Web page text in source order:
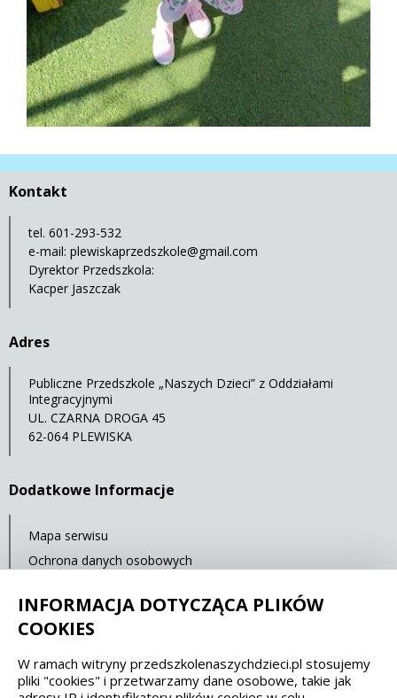
Kontakt
tel. 601-293-532
e-mail: plewiskaprzedszkole@gmail.com
Dyrektor Przedszkola:
Kacper Jaszczak
Adres
Publiczne Przedszkole „Naszych Dzieci” z Oddziałami
Integracyjnymi
UL. CZARNA DROGA 45
62-064 PLEWISKA
Dodatkowe Informacje
Mapa serwisu
Ochrona danych osobowych
Ostatnia aktualizacja: 14.07.2021 12:00
Spełniamy standardy dostępności oraz W3C
INFORMACJA DOTYCZĄCA PLIKÓW
COOKIES
W ramach witryny przedszkolenaszychdzieci.pl stosujemy
pliki "cookies" i przetwarzamy dane osobowe, takie jak